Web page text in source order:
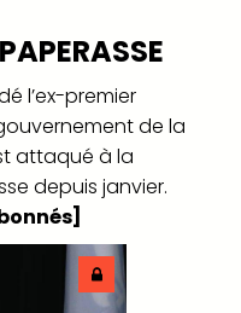
l’ex-premier
de la
attaqué à la
depuis janvier.